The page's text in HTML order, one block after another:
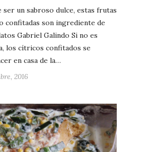
ser un sabroso dulce, estas frutas
confitadas son ingrediente de
Gabriel Galindo Si no es
los cítricos confitados se
en casa de la…
2016